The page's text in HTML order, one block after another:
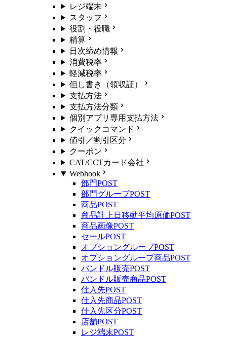
レジ端末
スタッフ
役割・役職
精算
日次締め情報
消費税率
軽減税率
但し書き（領収証）
支払方法
支払方法分類
個別アプリ専用支払方法
クイックコマンド
値引／割引区分
クーポン
CAT/CCTカード会社
Webhook
部門POST
部門グループPOST
商品POST
商品計上日移動平均原価POST
商品画像POST
セールPOST
オプショングループPOST
オプショングループ商品POST
バンドル販売POST
バンドル販売商品POST
仕入先POST
仕入先商品POST
仕入先区分POST
店舗POST
レジ端末POST